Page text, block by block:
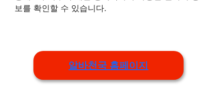
보를 확인할 수 있습니다.
알바천국 홈페이지